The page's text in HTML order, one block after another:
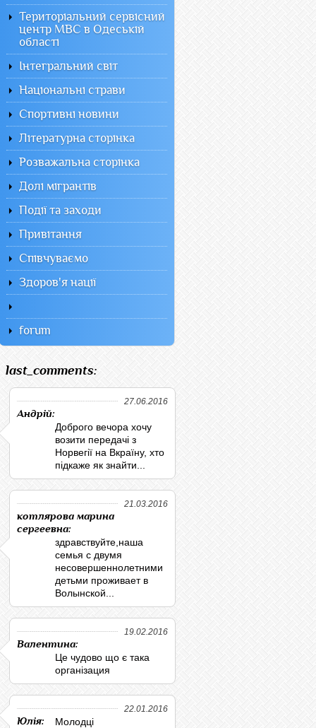
Територіальний сервісний
центр МВС в Одеській
області
Інтегральний світ
Національні страви
Спортивні новини
Літературна сторінка
Розважальна сторінка
Долі мігрантів
Події та заходи
Привітання
Співчуваємо
Здоров'я нації
forum
last_comments:
27.06.2016
Андрій:
Доброго вечора хочу
возити передачі з
Норвегії на Вкраїну, хто
підкаже як знайти...
21.03.2016
котлярова марина
сергеевна:
здравствуйте,наша
семья с двумя
несовершеннолетними
детьми проживает в
Волынской...
19.02.2016
Валентина:
Це чудово що є така
організация
22.01.2016
Юлія: Молодці